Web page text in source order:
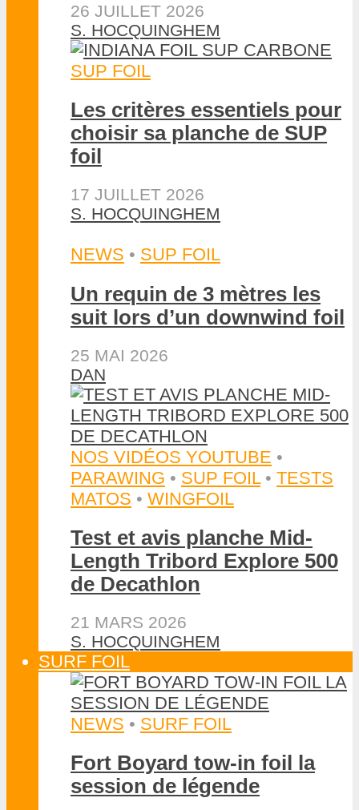
26 JUILLET 2026
S. HOCQUINGHEM
SUP FOIL
Les critères essentiels pour
choisir sa planche de SUP
foil
17 JUILLET 2026
S. HOCQUINGHEM
NEWS • SUP FOIL
Un requin de 3 mètres les
suit lors d’un downwind foil
25 MAI 2026
DAN
NOS VIDÉOS YOUTUBE •
PARAWING • SUP FOIL • TESTS
MATOS • WINGFOIL
Test et avis planche Mid-
Length Tribord Explore 500
de Decathlon
21 MARS 2026
S. HOCQUINGHEM
SURF FOIL
NEWS • SURF FOIL
Fort Boyard tow-in foil la
session de légende